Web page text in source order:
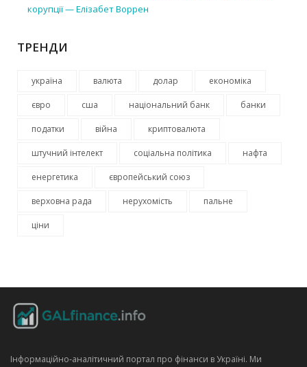
корупції — Елізабет Воррен
ТРЕНДИ
україна валюта долар економіка
євро сша національний банк банки
податки війна криптовалюта
штучний інтелект соціальна політика нафта
енергетика європейський союз
верховна рада нерухомість пальне
ціни
Інформаційно‑аналітичний портал про фінанси в Україні. Ми